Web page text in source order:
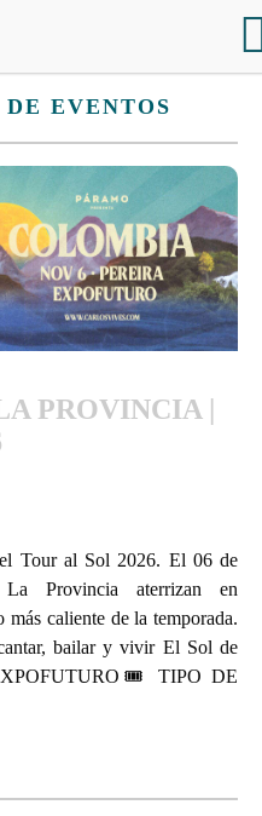
EVENTOS
PROVINCIA |
Tour al Sol 2026. El 06 de
Provincia aterrizan en
caliente de la temporada.
bailar y vivir El Sol de
TIPO DE